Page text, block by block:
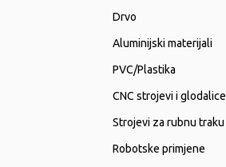
Drvo
Aluminijski materijali
PVC/Plastika
CNC strojevi i glodalice
Strojevi za rubnu traku
Robotske primjene